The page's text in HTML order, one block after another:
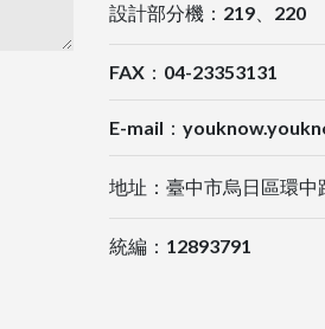
設計部分機：219、220
FAX：04-23353131
E-mail：
地址：臺中市烏日區環
統編：12893791